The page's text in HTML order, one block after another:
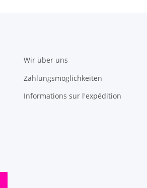
Wir über uns
Zahlungsmöglichkeiten
Informations sur l'expédition